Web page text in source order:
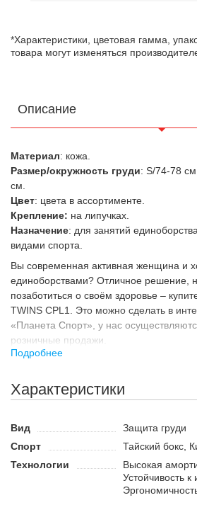
*Характеристики, цветовая гамма,
товара могут изменяться
Описание
Материал: кожа.
Размер/окружность груди: S/74-78
см.
Цвет: цвета в ассортименте.
Крепление: на липучках.
Назначение: для занятий
видами спорта.
Вы современная активная женщина и
единоборствами? Отличное решение,
позаботиться о своём здоровье –
TWINS CPL1. Это можно сделать в
«Планета Спорт», у нас
розничные продажи.
Назначение
себе, однако главная опасность в том,
идёт не только о контактных видах
единоборства, но и о любых, в которых
грудь – конный спорт, мотокросс,
Защита груди имеет эргономичную
Подробнее
Характеристики
Вид
Защита груди
Спорт
Тайский бокс,
Технологии
Высокая
Устойчивость к